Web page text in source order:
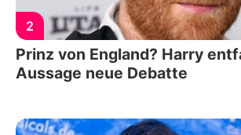
2
Prinz von England? Harry
Aussage neue Debatte